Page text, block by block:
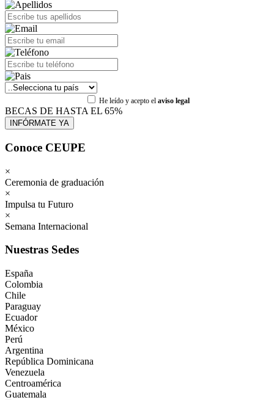
He leído y acepto el aviso legal
BECAS DE HASTA EL 65%
Conoce CEUPE
×
Ceremonia de graduación
×
Impulsa tu Futuro
×
Semana Internacional
Nuestras Sedes
España
Colombia
Chile
Paraguay
Ecuador
México
Perú
Argentina
República Dominicana
Venezuela
Centroamérica
Guatemala